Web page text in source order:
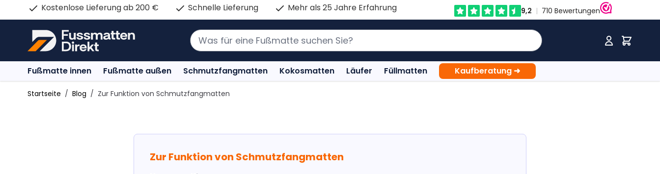
Zum Inhalt springenKostenlose Lieferung ab 200 € Schnelle Lieferung Mehr als 25 Jahre Erfahrung
Cart
Fußmatte innen Fußmatte außen Schmutzfangmatten Kokosmatten Läufer Füllmatten Kaufberatung ➜
Startseite / Blog / Zur Funktion von Schmutzfangmatten
Zur Funktion von Schmutzfangmatten